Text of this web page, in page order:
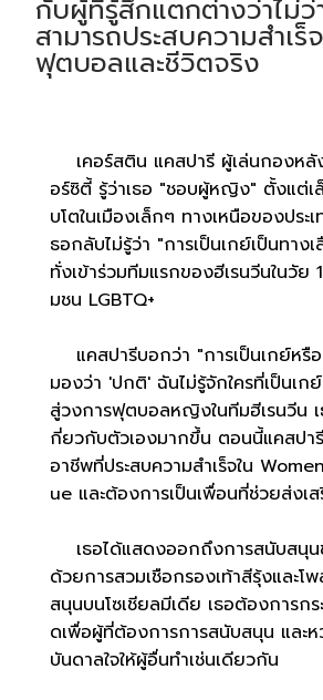
กับผู้ที่รู้สึกแตกต่างว่าไม่ว่
สามารถประสบความสำเร็
ฟุตบอลและชีวิตจริง
เคอร์สติน แคสปารี ผู้เล่นกองหลั
อร์ซิตี้ รู้ว่าเธอ "ชอบผู้หญิง" ตั้งแต่เ
บโตในเมืองเล็กๆ ทางเหนือของประเ
ธอกลับไม่รู้ว่า "การเป็นเกย์เป็นทาง
ทั่งเข้าร่วมทีมแรกของฮีเรนวีนในวัย
มชน LGBTQ+
แคสปารีบอกว่า "การเป็นเกย์หรื
มองว่า 'ปกติ' ฉันไม่รู้จักใครที่เป็นเก
สู่วงการฟุตบอลหญิงในทีมฮีเรนวีน เ
กี่ยวกับตัวเองมากขึ้น ตอนนี้แคสปา
อาชีพที่ประสบความสำเร็จใน
ue และต้องการเป็นเพื่อนที่ช่วยส่งเ
เธอได้แสดงออกถึงการสนับสนุน
ด้วยการสวมเชือกรองเท้าสีรุ้งและโ
สนุนบนโซเชียลมีเดีย เธอต้องการก
ดเพื่อผู้ที่ต้องการการสนับสนุน และห
บันดาลใจให้ผู้อื่นทำเช่นเดียวกัน